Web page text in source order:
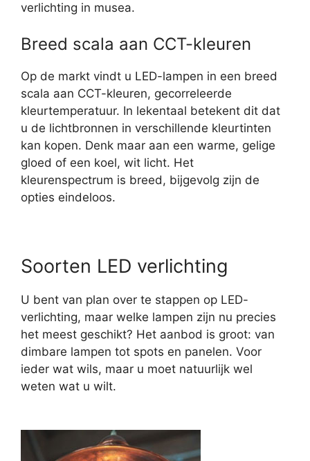
verlichting in musea.
Breed scala aan CCT-kleuren
Op de markt vindt u LED-lampen in een breed
scala aan CCT-kleuren, gecorreleerde
kleurtemperatuur. In lekentaal betekent dit dat
u de lichtbronnen in verschillende kleurtinten
kan kopen. Denk maar aan een warme, gelige
gloed of een koel, wit licht. Het
kleurenspectrum is breed, bijgevolg zijn de
opties eindeloos.
Soorten LED verlichting
U bent van plan over te stappen op LED-
verlichting, maar welke lampen zijn nu precies
het meest geschikt? Het aanbod is groot: van
dimbare lampen tot spots en panelen. Voor
ieder wat wils, maar u moet natuurlijk wel
weten wat u wilt.